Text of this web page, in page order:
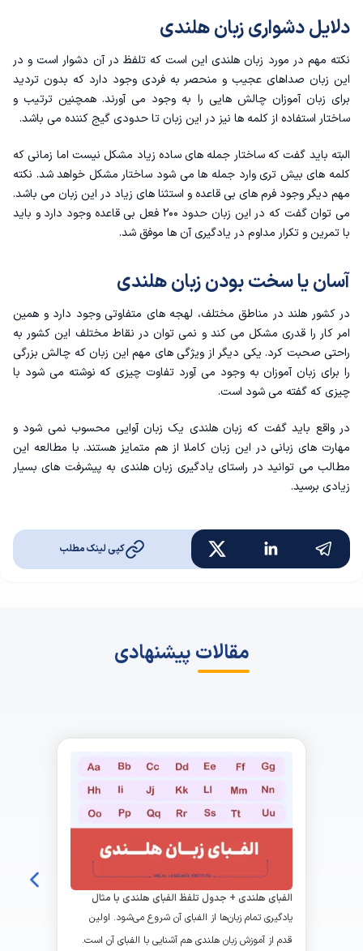
دلایل دشواری زبان هلندی
نکته مهم در مورد زبان هلندی این است که تلفظ در آن دشوار است و در
این زبان صداهای عجیب و منحصر به فردی وجود دارد که بدون تردید
برای زبان آموزان چالش هایی را به وجود می آورند. همچنین ترتیب و
ساختار استفاده از کلمه ها نیز در این زبان تا حدودی گیج کننده می باشد.
البته باید گفت که ساختار جمله های ساده زیاد مشکل نیست اما زمانی که
کلمه های بیش تری وارد جمله ها می شود ساختار مشکل خواهد شد. نکته
مهم دیگر وجود فرم های بی قاعده و استثنا های زیاد در این زبان می باشد.
می توان گفت که در این زبان حدود ۲۰۰ فعل بی قاعده وجود دارد و باید
با تمرین و تکرار مداوم در یادگیری آن ها موفق شد.
آسان یا سخت بودن زبان هلندی
در کشور هلند در مناطق مختلف، لهجه های متفاوتی وجود دارد و همین
امر کار را قدری مشکل می کند و نمی توان در نقاط مختلف این کشور به
راحتی صحبت کرد. یکی دیگر از ویژگی های مهم این زبان که چالش بزرگی
را برای زبان آموزان به وجود می آورد تفاوت چیزی که نوشته می شود با
چیزی که گفته می شود است.
در واقع باید گفت که زبان هلندی یک زبان آوایی محسوب نمی شود و
مهارت های زبانی در این زبان کاملا از هم متمایز هستند. با مطالعه این
مطالب می توانید در راستای یادگیری زبان هلندی به پیشرفت های بسیار
زیادی برسید.
کپی لینک مطلب
مقالات پیشنهادی
الفبای هلندی + جدول تلفظ الفبای هلندی با مثال
یادگیری تمام زبان‌ها از الفبای آن شروع می‌شود. اولین
قدم از آموزش زبان هلندی هم آشنایی با الفبای آن است.